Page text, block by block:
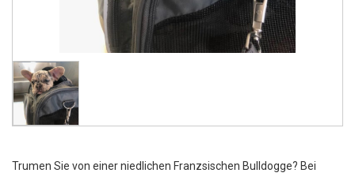
Trumen Sie von einer niedlichen Franzsischen Bulldogge? Bei